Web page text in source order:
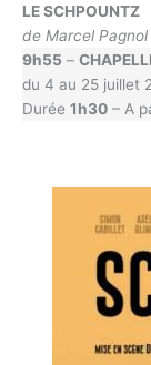
LE SCHPOUNTZ
de Marcel Pagnol
9h55 –
du 4 au 25 juillet
Durée 1h30 – A